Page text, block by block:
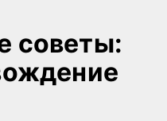
советы: